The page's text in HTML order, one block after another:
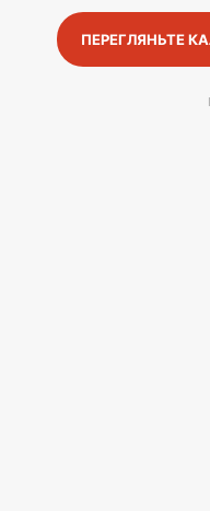
ПЕРЕГЛЯНЬТЕ